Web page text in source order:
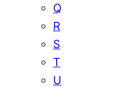
Q
R
S
T
U